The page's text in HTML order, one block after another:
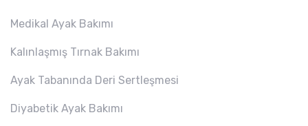
Medikal Ayak Bakımı
Kalınlaşmış Tırnak Bakımı
Ayak Tabanında Deri Sertleşmesi
Diyabetik Ayak Bakımı